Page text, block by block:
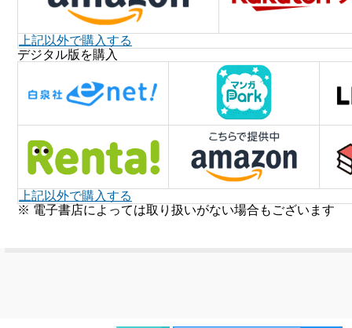
上記以外で購入する
デジタル版を購入
上記以外で購入する
※ 電子書店によっては取り扱いがない場合もございます